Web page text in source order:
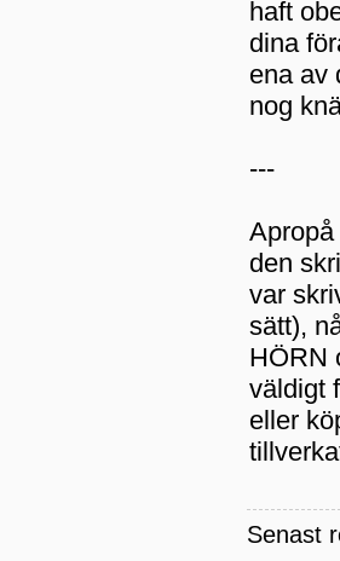
haft
dina
ena av
nog
---
den
var
sätt),
HÖRN
väldigt
eller
Senast